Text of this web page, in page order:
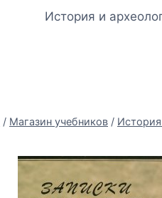
История и
/ Магазин учебников /